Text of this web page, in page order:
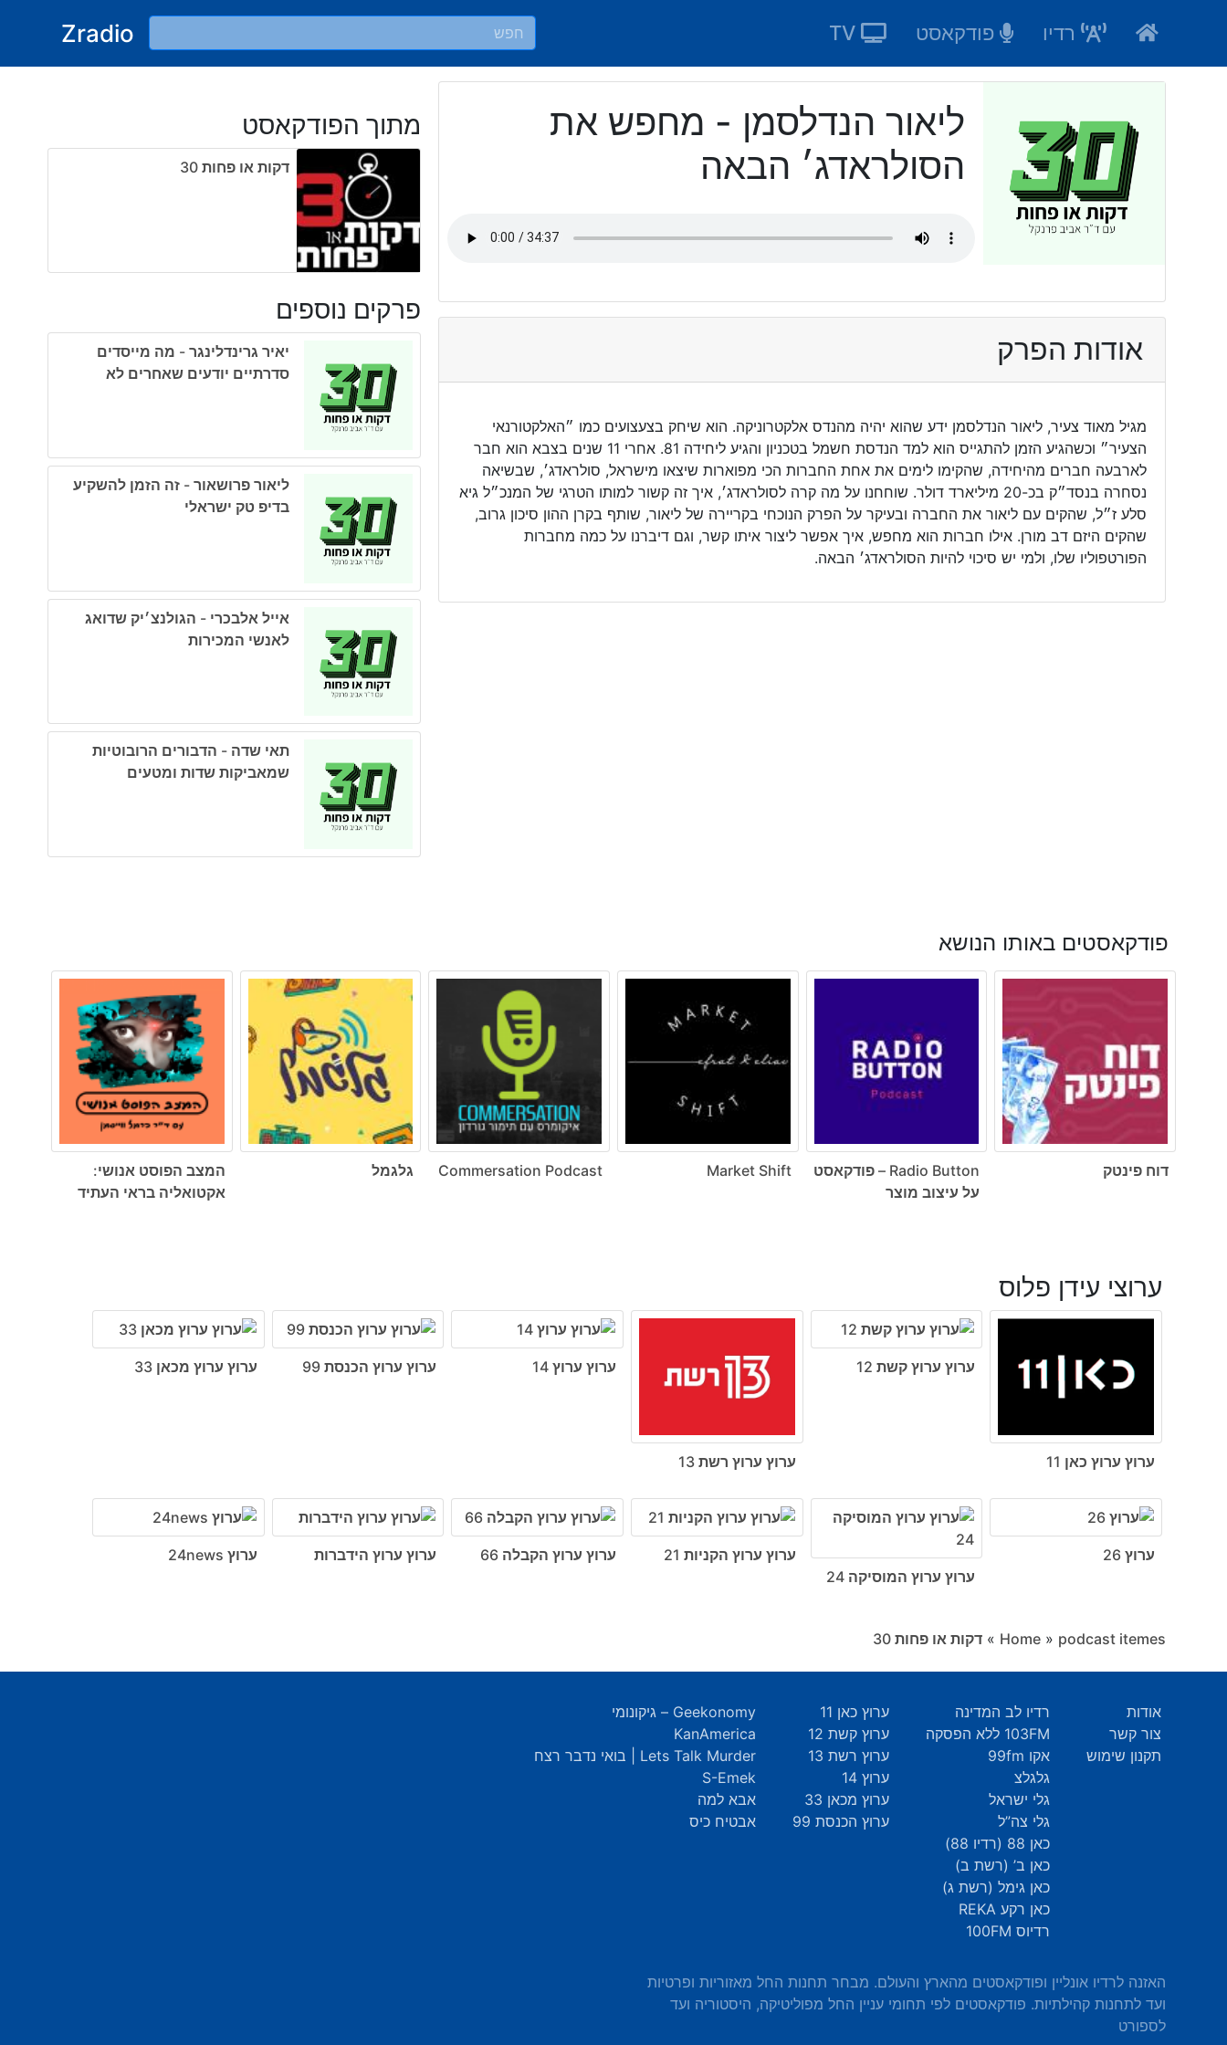
Zradio רדיו פודקאסט
ליאור הנדלסמן - מחפש את
הסולראדג׳ הבאה
אודות הפרק
מגיל מאוד צעיר, ליאור הנדלסמן ידע שהוא יהיה מהנדס אלקטרוניקה. הוא שיחק בצעצועים כמו ״האלקטורנאי
הצעיר״ וכשהגיע הזמן להתגייס הוא למד הנדסת חשמל בטכניון והגיע ליחידה 81. אחרי 11 שנים בצבא הוא חבר
לארבעה חברים מהיחידה, שהקימו לימים את אחת החברות הכי מפוארות שיצאו מישראל, סולראדג׳, שבשיאה
נסחרה בנסד״ק בכ-20 מיליארד דולר. שוחחנו על מה קרה לסולראדג׳, איך זה קשור למותו הטרגי של המנכ״ל גיא
סלע ז״ל, שהקים עם ליאור את החברה ובעיקר על הפרק הנוכחי בקריירה של ליאור, שותף בקרן ההון סיכון גרוב,
שהקים היזם דב מורן. אילו חברות הוא מחפש, איך אפשר ליצור איתו קשר, וגם דיברנו על כמה מחברות
הפורטפוליו שלו, ולמי יש סיכוי להיות הסולראדג׳ הבאה.
מתוך הפודקאסט
דקות או פחות ‎30
פרקים נוספים
יאיר גרינדלינגר - מה מייסדים
סדרתיים יודעים שאחרים לא
ליאור פרושאור - זה הזמן להשקיע
בדיפ טק ישראלי
אייל אלבכרי - הגולנצ׳יק שדואג
לאנשי המכירות
תאי שדה - הדבורים הרובוטיות
שמאביקות שדות ומטעים
פודקאסטים באותו הנושא
דוח פינטק
Radio Button – פודקאסט
על עיצוב מוצר
Market Shift
Commersation Podcast גלגמל
המצב הפוסט אנושי:
אקטואליה בראי העתיד
ערוצי עידן פלוס
ערוץ ערוץ כאן 11
ערוץ ערוץ קשת 12
ערוץ ערוץ רשת 13
ערוץ ערוץ 14 ערוץ ערוץ הכנסת 99 ערוץ ערוץ מכאן 33
ערוץ 26
ערוץ ערוץ המוסיקה 24
ערוץ ערוץ הקניות 21 ערוץ ערוץ הקבלה 66 ערוץ ערוץ הידברות ערוץ 24news
Home » podcast itemes
» דקות או פחות ‎30
אודות
צור קשר
תקנון שימוש
רדיו לב המדינה
103FM ללא הפסקה
אקו 99fm
גלגלצ
גלי ישראל
גלי צה”ל
כאן 88 (רדיו 88)
כאן ב’ (רשת ב)
כאן גימל (רשת ג)
כאן רקע REKA
רדיוס 100FM
ערוץ כאן 11
ערוץ קשת 12
ערוץ רשת 13
ערוץ 14
ערוץ מכאן 33
ערוץ הכנסת 99
Geekonomy – גיקונומי
KanAmerica
Lets Talk Murder | בואי נדבר רצח
S-Emek
אבא למה
אבטיח כיס
האזנה לרדיו אונליין ופודקאסטים מהארץ והעולם. מבחר תחנות החל מאזוריות ופרטיות
ועד לתחנות קהילתיות. פודקאסטים לפי תחומי עניין החל מפוליטיקה, היסטוריה ועד
לספורט